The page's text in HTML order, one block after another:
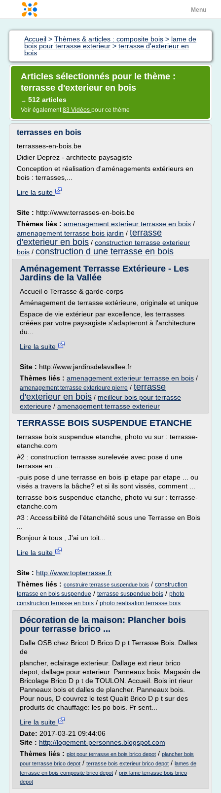
Menu
Accueil > Thèmes & articles : composite bois > lame de
bois pour terrasse exterieur > terrasse d'exterieur en
bois
Articles sélectionnés pour le thème :
terrasse d'exterieur en bois
→ 512 articles
Voir également83 Vidéos pour ce thème
terrasses en bois
terrasses-en-bois.be
Didier Deprez - architecte paysagiste
Conception et réalisation d'aménagements extérieurs en
bois : terrasses,...
Lire la suite
Site : http://www.terrasses-en-bois.be
Thèmes liés : amenagement exterieur terrasse en bois /
amenagement terrasse bois jardin / terrasse
d'exterieur en bois / construction terrasse exterieur
bois / construction d une terrasse en bois
Aménagement Terrasse Extérieure - Les
Jardins de la Vallée
Accueil o Terrasse & garde-corps
Aménagement de terrasse extérieure, originale et unique
Espace de vie extérieur par excellence, les terrasses
créées par votre paysagiste s'adapteront à l'architecture
du...
Lire la suite
Site : http://www.jardinsdelavallee.fr
Thèmes liés : amenagement exterieur terrasse en bois /
amenagement terrasse exterieure pierre / terrasse
d'exterieur en bois / meilleur bois pour terrasse
exterieure / amenagement terrasse exterieur
TERRASSE BOIS SUSPENDUE ETANCHE
terrasse bois suspendue etanche, photo vu sur : terrasse-
etanche.com
#2 : construction terrasse surelevée avec pose d une
terrasse en ...
-puis pose d une terrasse en bois ip etape par etape ... ou
visés a travers la bâche? et si ils sont vissés, comment ...
terrasse bois suspendue etanche, photo vu sur : terrasse-
etanche.com
#3 : Accessibilité de l'étanchéité sous une Terrasse en Bois
Bonjour à tous , J'ai un toit...
Lire la suite
Site : http://www.topterrasse.fr
Thèmes liés : construire terrasse suspendue bois / construction
terrasse en bois suspendue / terrasse suspendue bois / photo
construction terrasse en bois / photo realisation terrasse bois
Décoration de la maison: Plancher bois
pour terrasse brico ...
Dalle OSB chez Bricot D Brico D p t Terrasse Bois. Dalles
de
plancher, eclairage exterieur. Dallage ext rieur brico
depot, dallage pour exterieur. Panneaux bois. Magasin de
Bricolage Brico D p t de TOULON. Accueil. Bois int rieur
Panneaux bois et dalles de plancher. Panneaux bois.
Pour nous, D couvrez le test Qualit Brico D p t sur des
produits de chauffage: les po bois. Pr sent...
Lire la suite
Date: 2017-03-21 09:44:06
Site : http://logement-personnes.blogspot.com
Thèmes liés : plot pour terrasse en bois brico depot / plancher bois
pour terrasse brico depot / terrasse bois exterieur brico depot / lames de
terrasse en bois composite brico depot / prix lame terrasse bois brico
depot